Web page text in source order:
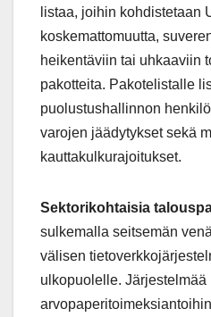
listaa, joihin kohdistetaan
koskemattomuutta,
heikentäviin tai uhkaaviin
pakotteita. Pakotelistalle
puolustushallinnon
varojen jäädytykset sekä
kauttakulkurajoitukset.
Sektorikohtaisia
sulkemalla seitsemän
välisen
ulkopuolelle. Järjestelmää